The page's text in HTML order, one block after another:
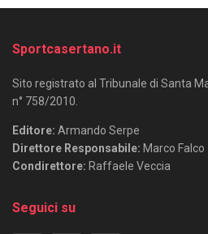
Sportcasertano.it
Sito registrato al Tribunale di Santa
n° 758/2010.
Editore: Armando Serpe
Direttore Responsabile: Marco Falco
Condirettore: Raffaele Veccia
Seguici su